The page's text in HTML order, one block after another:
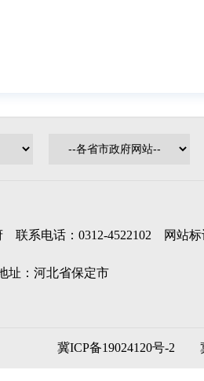
联系电话：0312-4522102 网站标
址：河北省保定市
冀ICP备19024120号-2